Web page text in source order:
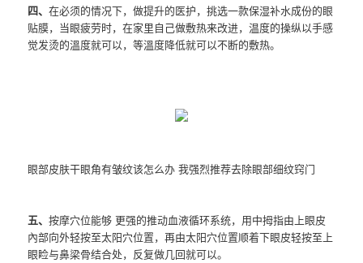
四、在必须的情况下，做提升的医护，挑选一款保湿补水成份的眼
贴膜，当眼疲劳时，在家里自己做敷热来改进，温度的操纵以手感
觉发烫的溫度就可以，等溫度降低就可以不断的敷热。
眼部皮肤干眼角有皱纹该怎么办 我强烈推荐去除眼部细纹窍门
五、按摩穴位能够 更强的推动血液循环系统，用中拇指由上眼皮
內部向外轻按至太阳穴位置，再由太阳穴位置顺着下眼皮轻按至上
眼睑与鼻梁骨结合处，反复做几回就可以。